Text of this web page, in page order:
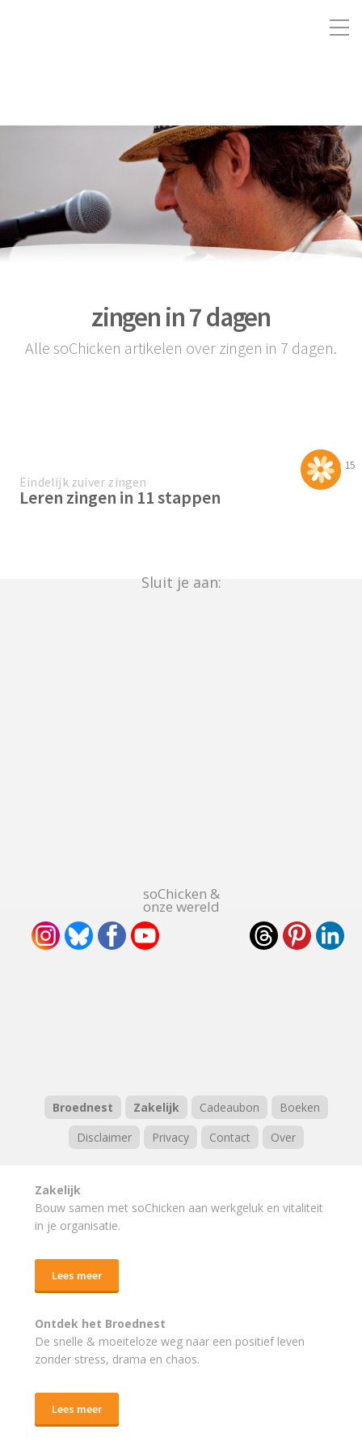
zingen in 7 dagen
Alle soChicken artikelen over zingen in 7 dagen.
15
Eindelijk zuiver zingen
Leren zingen in 11 stappen
Sluit je aan:
soChicken &
onze wereld
Broednest Zakelijk Cadeaubon
Boeken
Disclaimer
Privacy Contact Over
Zakelijk
Bouw samen met soChicken aan werkgeluk en vitaliteit
in je organisatie.
Lees meer
Ontdek het Broednest
De snelle & moeiteloze weg naar een positief leven
zonder stress, drama en chaos.
Lees meer